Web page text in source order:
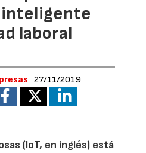
inteligente
laboral
27/11/2019
(IoT, en inglés) está